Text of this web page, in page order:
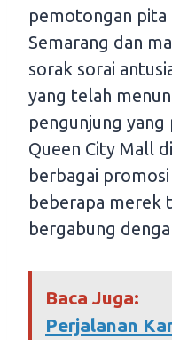
pemotongan pita
Semarang dan
sorak sorai
yang telah
pengunjung
Queen City Mall
berbagai
beberapa merek
bergabung
Baca Juga:
Perjalanan